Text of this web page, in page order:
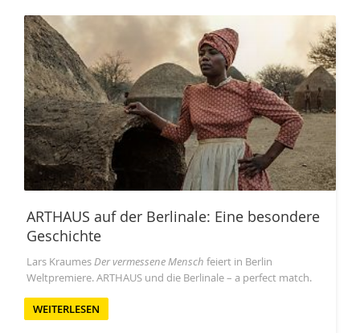
ARTHAUS auf der Berlinale: Eine besondere
Geschichte
Lars KraumesDer vermessene Mensch feiert in Berlin
Weltpremiere. ARTHAUS und die Berlinale – a perfect match.
WEITERLESEN